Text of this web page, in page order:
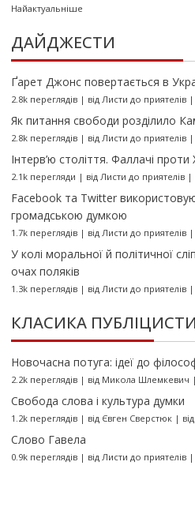
Найактуальніше
ДАЙДЖЕСТИ
Ґарет Джонс повертається в
2.8k переглядів| від Листи до приятелів|
Як питання свободи розділило
2.8k переглядів| від Листи до приятелів|
Інтерв’ю століття. Фаллачі проти
2.1k перегляди | від Листи до приятелів|
Facebook та Twitter
громадською думкою
1.7k переглядів| від Листи до приятелів|
У колі моральної й політичної
очах поляків
1.3k переглядів| від Листи до приятелів|
КЛАСИКА
Новочасна потуга: ідеї до
2.2k переглядів| від Микола Шлемкевич |
Свобода слова і культура думки
1.2k переглядів| від Євген Сверстюк|
Слово Гавела
0.9k переглядів| від Листи до приятелів|